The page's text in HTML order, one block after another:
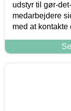
udstyr til gør-
medarbejdere
med at kontakte